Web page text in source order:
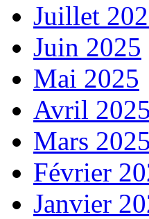
Juillet
Juin 2025
Mai 2025
Avril 2025
Mars 2025
Février
Janvier